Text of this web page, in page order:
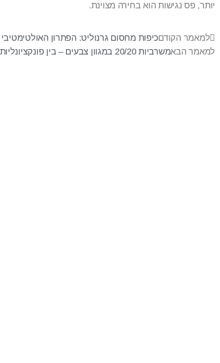
יותר, פס נגישות הוא בחירה מצוינת.
למאמר הקודםכיפות מחסום גרנוליט: הפתרון
למאמר הבאמשרביות 20/20 במגוון צבעים – בין פונקציונליות לאמנות עיצובית